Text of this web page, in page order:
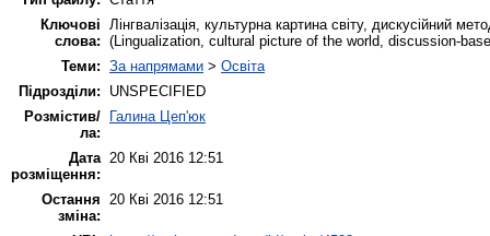
Ключові
слова:
Лінгвалізація, культурна картина світу, дискусійний
(Lingualization, cultural picture of the world, discussion-
Теми: За напрямами > Освіта
Підрозділи:
UNSPECIFIED
Розмістив/
ла:
Галина Цеп'юк
Дата
розміщення:
20 Кві 2016 12:51
Остання
зміна:
20 Кві 2016 12:51